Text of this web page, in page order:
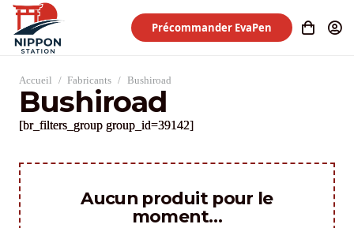
Précommander EvaPen
Accueil / Fabricants / Bushiroad
Bushiroad
[br_filters_group group_id=39142]
Aucun produit pour le
moment…